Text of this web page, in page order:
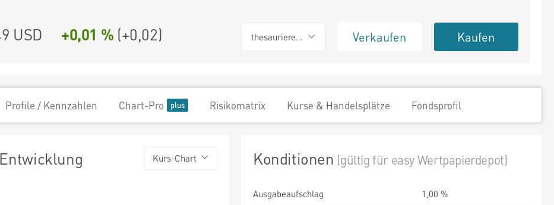
USD +0,01 % (+0,02) thesaurierend Verkaufen Kaufen
Profile / Kennzahlen Chart-Pro Risikomatrix Kurse & Handelsplätze Fondsprofil
Kurs-Chart Konditionen (gültig für easy Wertpapierdepot)
Ausgabeaufschlag
1,00 %